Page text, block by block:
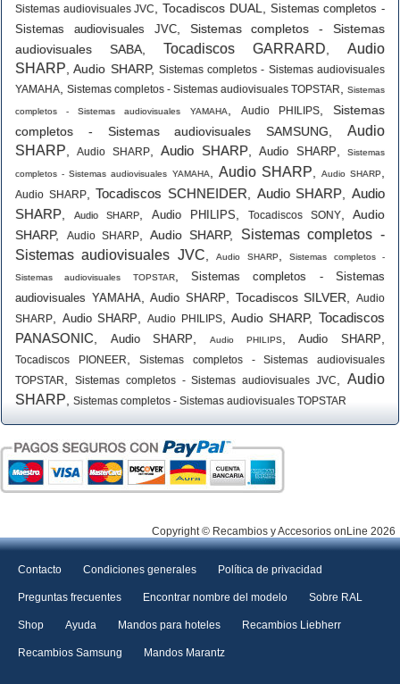
Sistemas audiovisuales JVC
,Tocadiscos DUAL
Sistemas completos -
Sistemas audiovisuales JVC, Sistemas completos - Sistemas
audiovisuales SABA
Tocadiscos GARRARD
Audio
SHARP ,Audio SHARP, Sistemas completos - Sistemas audiovisuales
YAMAHA Sistemas completos - Sistemas audiovisuales TOPSTAR Sistemas
completos - Sistemas audiovisuales YAMAHA, Audio PHILIPS,Sistemas
completos - Sistemas audiovisuales SAMSUNG ,Audio
SHARP ,Audio SHARP,Audio SHARP,Audio SHARP ,Sistemas
completos - Sistemas audiovisuales YAMAHA, Audio SHARP Audio SHARP
Audio SHARP,Tocadiscos SCHNEIDER Audio SHARP ,Audio
SHARP
Audio SHARP Audio PHILIPS Tocadiscos SONY
Audio
SHARP, Audio SHARP Audio SHARP, Sistemas completos -
Sistemas audiovisuales JVC ,Audio SHARP,Sistemas completos -
Sistemas audiovisuales TOPSTAR,Sistemas completos - Sistemas
audiovisuales YAMAHA,Audio SHARP Tocadiscos SILVER ,Audio
SHARP
Audio SHARP ,Audio PHILIPS, Audio SHARP,Tocadiscos
PANASONIC
Audio SHARP ,Audio PHILIPS,Audio SHARP
Tocadiscos PIONEER ,Sistemas completos - Sistemas audiovisuales
TOPSTAR
Sistemas completos - Sistemas audiovisuales JVC ,Audio
SHARP
Sistemas completos - Sistemas audiovisuales TOPSTAR
Copyright © Recambios y Accesorios onLine 2026
Contacto Condiciones generales Política de privacidad
Preguntas frecuentes Encontrar nombre del modelo Sobre RAL
Shop Ayuda Mandos para hoteles Recambios Liebherr
Recambios Samsung Mandos Marantz